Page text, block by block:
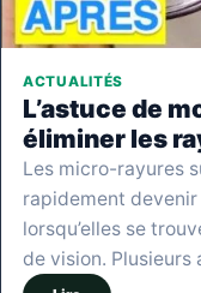
ACTUALITÉS
L’astuce de
éliminer les
Les micro-rayures
rapidement
lorsqu’elles se
de vision.